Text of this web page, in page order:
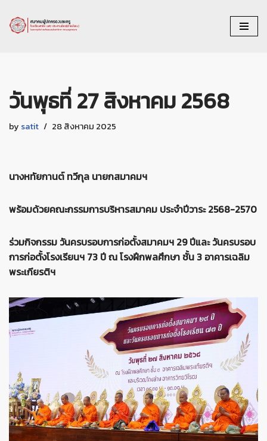
Skip
วันพุธที่ 27 สิงหาคม 2568
by satit 28 สิงหาคม 2025
นางหทัยกานต์ ทวีกุล นายกสมาคมฯ
พร้อมด้วยคณะกรรมการบริหารสมาคม ประจำปีวาระ 2568-2570
ร่วมกิจกรรม วันครบรอบการก่อตั้งสมาคมฯ 29 ปีและ วันครบรอบ
การก่อตั้งโรงเรียนฯ 73 ปี ณ โรงฝึกพลศึกษา ชั้น 3 อาคารเฉลิม
พระเกียรติฯ